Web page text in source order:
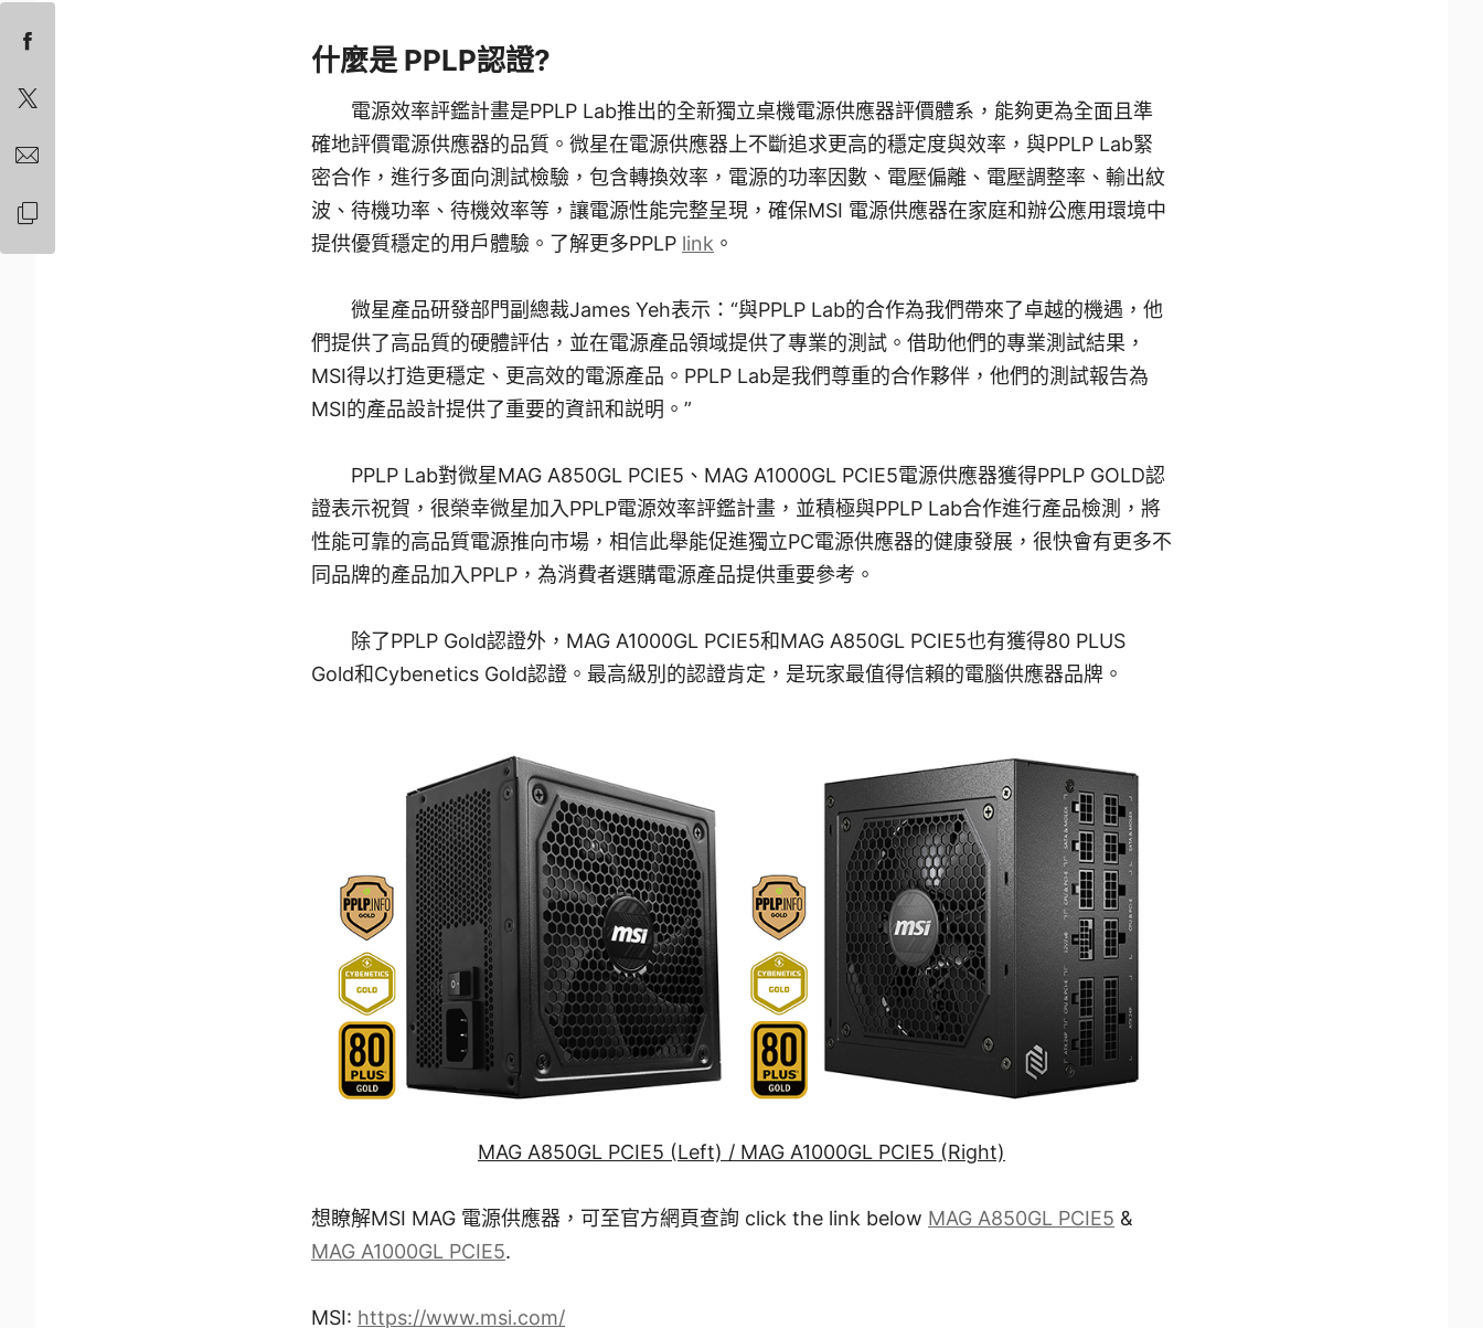
什麼是 PPLP認證?
電源效率評鑑計畫是PPLP Lab推出的全新獨立桌機電源供應器評價體系，能夠更為全面且準
確地評價電源供應器的品質。微星在電源供應器上不斷追求更高的穩定度與效率，與PPLP Lab緊
密合作，進行多面向測試檢驗，包含轉換效率，電源的功率因數、電壓偏離、電壓調整率、輸出紋
波、待機功率、待機效率等，讓電源性能完整呈現，確保MSI 電源供應器在家庭和辦公應用環境中
提供優質穩定的用戶體驗。了解更多PPLP link 。
微星產品研發部門副總裁James Yeh表示：“與PPLP Lab的合作為我們帶來了卓越的機遇，他
們提供了高品質的硬體評估，並在電源產品領域提供了專業的測試。借助他們的專業測試結果，
MSI得以打造更穩定、更高效的電源產品。PPLP Lab是我們尊重的合作夥伴，他們的測試報告為
MSI的產品設計提供了重要的資訊和説明。”
PPLP Lab對微星MAG A850GL PCIE5、MAG A1000GL PCIE5電源供應器獲得PPLP GOLD認
證表示祝賀，很榮幸微星加入PPLP電源效率評鑑計畫，並積極與PPLP Lab合作進行產品檢測，將
性能可靠的高品質電源推向市場，相信此舉能促進獨立PC電源供應器的健康發展，很快會有更多不
同品牌的產品加入PPLP，為消費者選購電源產品提供重要參考。
除了PPLP Gold認證外，MAG A1000GL PCIE5和MAG A850GL PCIE5也有獲得80 PLUS
Gold和Cybenetics Gold認證。最高級別的認證肯定，是玩家最值得信賴的電腦供應器品牌。
MAG A850GL PCIE5 (Left) / MAG A1000GL PCIE5 (Right)
想瞭解MSI MAG 電源供應器，可至官方網頁查詢 click the link below MAG A850GL PCIE5 &
MAG A1000GL PCIE5.
MSI: https://www.msi.com/